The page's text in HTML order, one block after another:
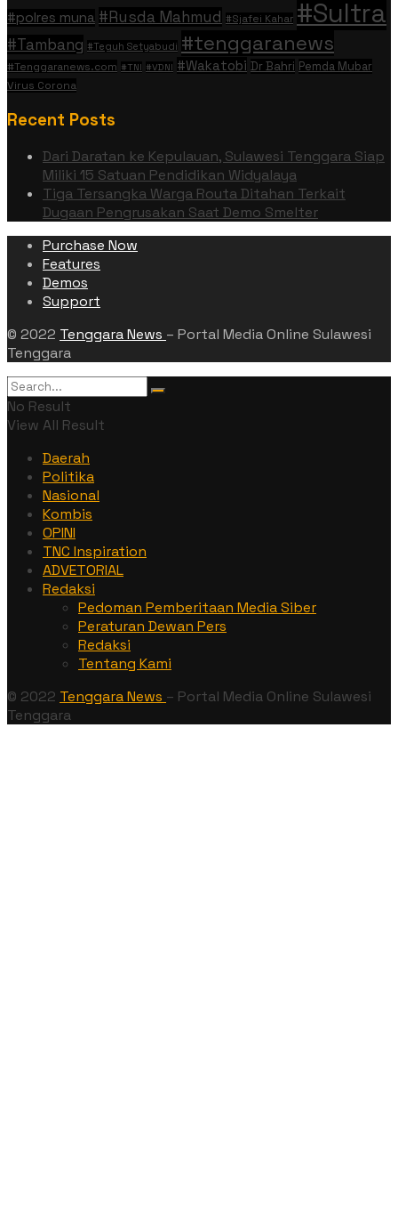
#polres muna #Rusda Mahmud #Sjafei Kahar #Sultra
#Tambang #Teguh Setyabudi #tenggaranews
#Tenggaranews.com #TNI #VDNI #Wakatobi Dr Bahri Pemda Mubar
Virus Corona
Recent Posts
Dari Daratan ke Kepulauan, Sulawesi Tenggara Siap
Miliki 15 Satuan Pendidikan Widyalaya
Tiga Tersangka Warga Routa Ditahan Terkait
Dugaan Pengrusakan Saat Demo Smelter
Purchase Now
Features
Demos
Support
© 2022 Tenggara News – Portal Media Online Sulawesi
Tenggara
No Result
View All Result
Daerah
Politika
Nasional
Kombis
OPINI
TNC Inspiration
ADVETORIAL
Redaksi
Pedoman Pemberitaan Media Siber
Peraturan Dewan Pers
Redaksi
Tentang Kami
© 2022 Tenggara News – Portal Media Online Sulawesi
Tenggara